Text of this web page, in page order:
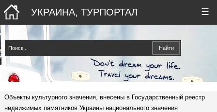
УКРАИНА, ТУРПОРТАЛ ☰
Объекты культурного значения, внесены в Государственный реестр
недвижимых памятников Украины национального значения